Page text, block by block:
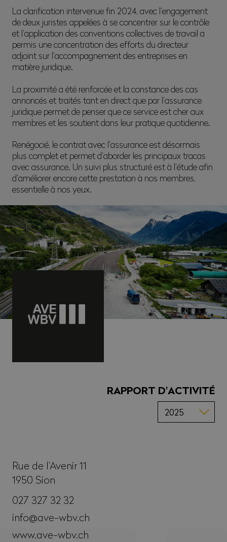
La clarification intervenue fin 2024, avec l’engagement
de deux juristes appelées à se concentrer sur le contrôle
et l’application des conventions collectives de travail a
permis une concentration des efforts du directeur
adjoint sur l’accompagnement des entreprises en
matière juridique.
La proximité a été renforcée et la constance des cas
annoncés et traités tant en direct que par l’assurance
juridique permet de penser que ce service est cher aux
membres et les soutient dans leur pratique quotidienne.
Renégocié, le contrat avec l’assurance est désormais
plus complet et permet d’aborder les principaux tracas
avec assurance. Un suivi plus structuré est à l’étude afin
d’améliorer encore cette prestation à nos membres,
essentielle à nos yeux.
Rue de l’Avenir 11
1950 Sion
027 327 32 32
info@ave-wbv.ch
www.ave-wbv.ch
RAPPORT D'ACTIVITÉ